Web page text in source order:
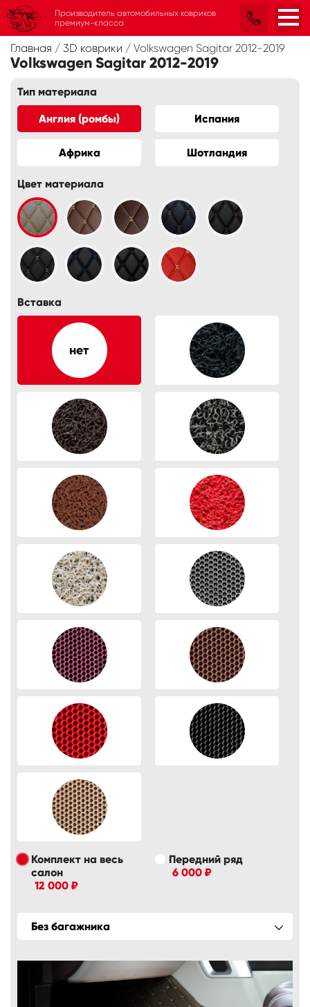
Главная / 3D коврики / Volkswagen Sagitar 2012-2019
Volkswagen Sagitar 2012-2019
Тип материала
Англия (ромбы) Испания
Африка Шотландия
Цвет материала
Вставка
Комплект на весь
салон
12 000 ₽
Передний ряд
6 000 ₽
Без багажника
Производитель автомобильных ковриков
премиум-класса